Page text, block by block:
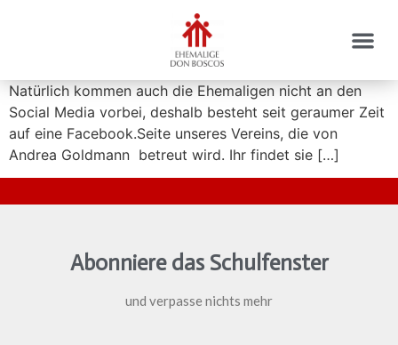
Natürlich kommen auch die Ehemaligen nicht an den
Social Media vorbei, deshalb besteht seit geraumer Zeit
auf eine Facebook.Seite unseres Vereins, die von
Andrea Goldmann betreut wird. Ihr findet sie […]
Abonniere das Schulfenster
und verpasse nichts mehr